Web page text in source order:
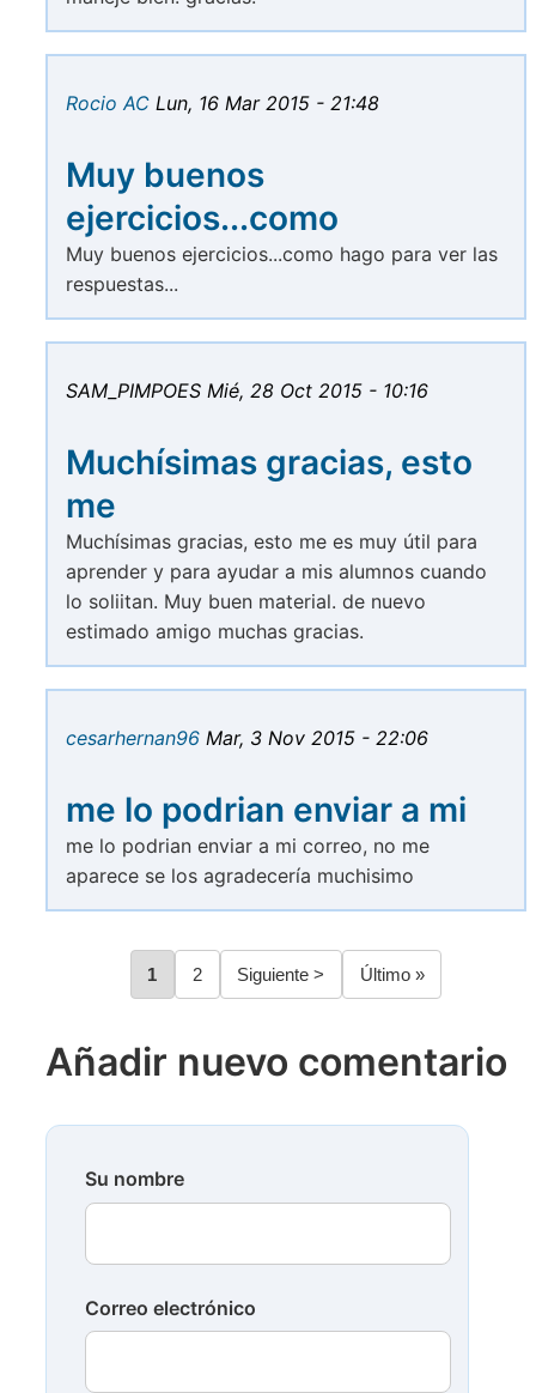
Rocio AC Lun, 16 Mar 2015 - 21:48
Muy buenos
ejercicios...como
Muy buenos ejercicios...como hago para ver las
respuestas...
SAM_PIMPOES Mié, 28 Oct 2015 - 10:16
Muchísimas gracias, esto
me
Muchísimas gracias, esto me es muy útil para
aprender y para ayudar a mis alumnos cuando
lo soliitan. Muy buen material. de nuevo
estimado amigo muchas gracias.
cesarhernan96 Mar, 3 Nov 2015 - 22:06
me lo podrian enviar a mi
me lo podrian enviar a mi correo, no me
aparece se los agradecería muchisimo
Paginación
Página
1 Página
2
Siguiente
página
Siguiente >
Última
página
Último »
Añadir nuevo comentario
Su nombre
Correo electrónico